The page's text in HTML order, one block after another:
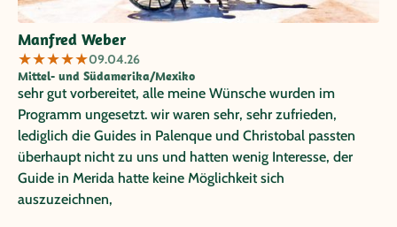
Manfred Weber
★★★★★09.04.26
Mittel- und Südamerika/Mexiko
sehr gut vorbereitet, alle meine Wünsche wurden im
Programm ungesetzt. wir waren sehr, sehr zufrieden,
lediglich die Guides in Palenque und Christobal passten
überhaupt nicht zu uns und hatten wenig Interesse, der
Guide in Merida hatte keine Möglichkeit sich
auszuzeichnen,